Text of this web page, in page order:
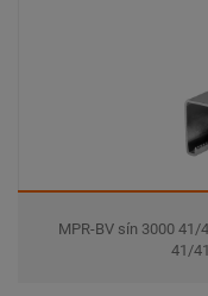
MPR-BV sín 3000 41/
41/